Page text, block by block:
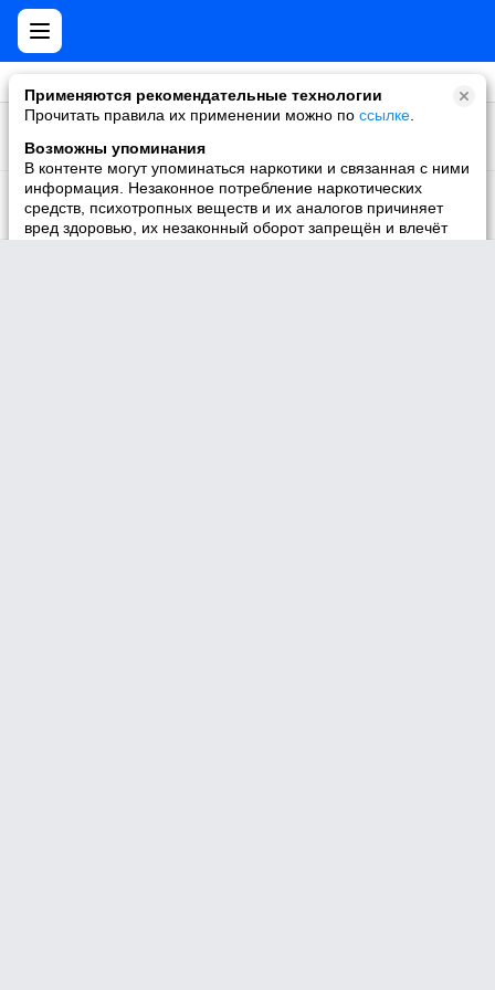
Применяются рекомендательные технологии
Прочитать правила их применении можно по ссылке
Возможны упоминания
В контенте могут упоминаться наркотики и связанная с ними
информация. Незаконное потребление наркотических
средств, психотропных веществ и их аналогов причиняет
вред здоровью, их незаконный оборот запрещён и влечёт
МУРМАНСК 51 РЕГИОН
Участник
Новости Мурманска
Участник